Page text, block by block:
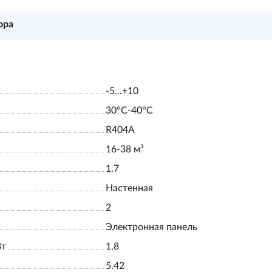
-5...+10
30°С-40°С
R404A
16-38 м³
1.7
Настенная
2
Электронная панель
1.8
5.42